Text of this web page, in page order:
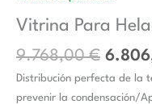
Vitrina Para
9.768,00€
era:
Distribución perfecta de la
prevenir la condensación/
cantidad